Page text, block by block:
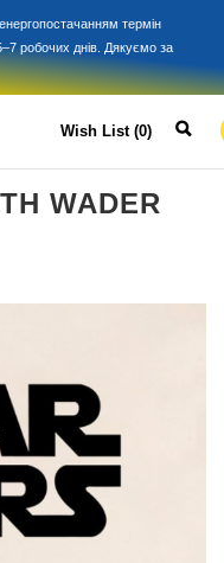
термін
робочих днів. Дякуємо за
Wish List (0)
WADER